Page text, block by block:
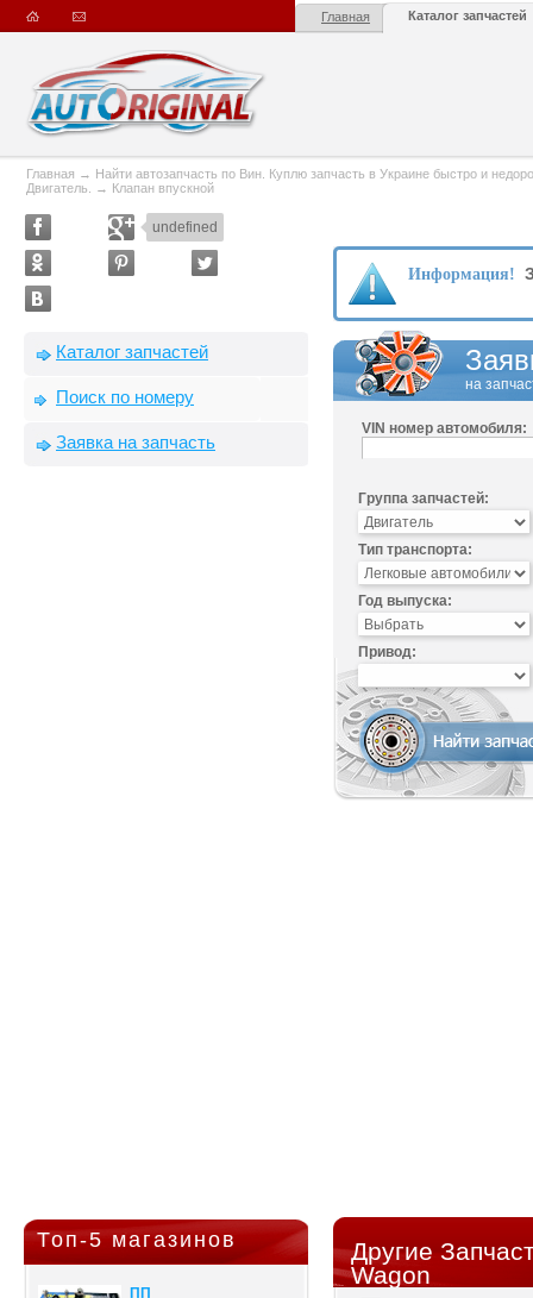
Главная Каталог запчастей
Главная → Найти автозапчасть по Вин. Куплю запчасть в Украине быстро и
Двигатель.
→ Клапан впускной
undefined
Каталог запчастей
Поиск по номеру
Заявка на запчасть
Топ-5 магазинов
ПП
Информация!
на
VIN номер автомобиля:
Группа запчастей:
Тип транспорта:
Год выпуска:
Привод:
Другие
Wagon